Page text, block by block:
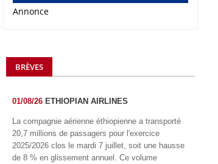
Annonce
BRÈVES
01/08/26 ETHIOPIAN AIRLINES
La compagnie aérienne éthiopienne a transporté
20,7 millions de passagers pour l'exercice
2025/2026 clos le mardi 7 juillet, soit une hausse
de 8 % en glissement annuel. Ce volume